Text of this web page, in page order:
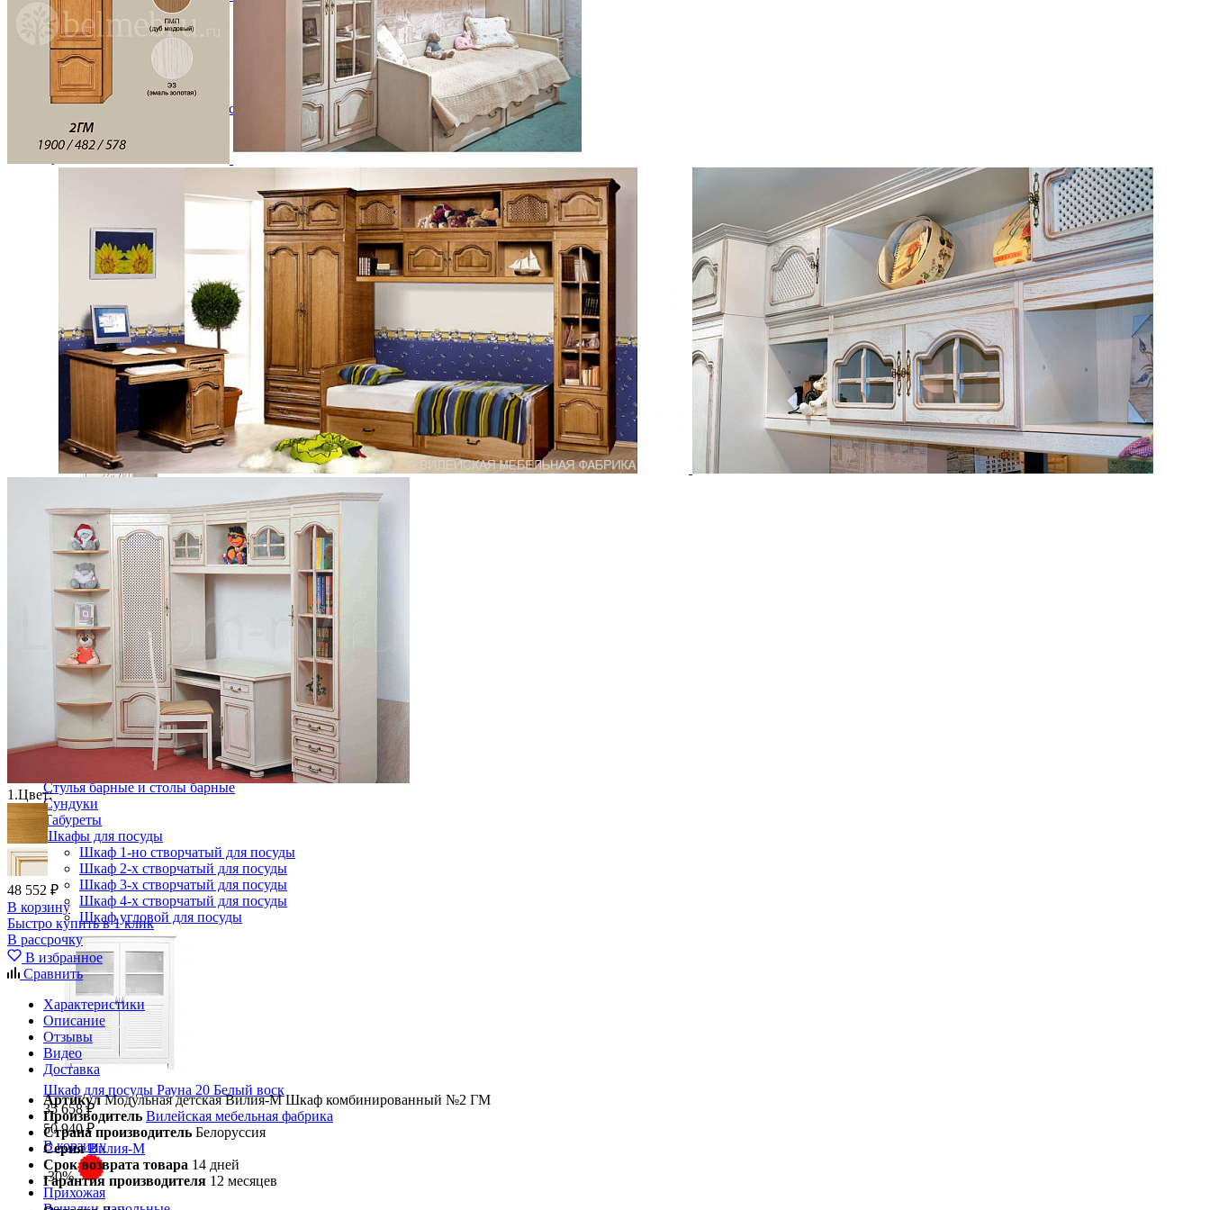
Зеркала
Комоды
Кровати двуспальные
Кровати металлические
Кровати односпальные
Кровати полутороспальные
Решетки и настилы под матрас
Спальные гарнитуры
Тахта
Антресоли на шкаф
Полки и ящики в шкаф для одежды
Шкаф 1-дверный для одежды и белья
Шкафы 2-х дверные для одежды и белья
Шкафы 3-х дверные для одежды и белья
Шкафы 4-х дверные для одежды и белья
Шкафы 5-ти дверные для одежды и белья
Шкафы 6-ти дверные для одежды и белья
Шкафы купе для одежды и белья
Шкафы угловые для одежды и белья
Ящики и короба
Тумба прикроватная Астория МН-218-02
31 592 ₽
В корзину
Столовая
Буфеты и бары
Комоды для кухни
Лавки и скамьи
Полки и ящики
Столы кофейные и чайные
Столы обеденные
Столы квадратные из массива
Столы круглые из массива
Столы овальные из массива
Столы прямоугольные из массива
Стулья барные и столы барные
Сундуки
Табуреты
Шкафы для посуды
Шкаф 1-но створчатый для посуды
Шкаф 2-х створчатый для посуды
Шкаф 3-х створчатый для посуды
Шкаф 4-х створчатый для посуды
Шкаф угловой для посуды
Шкаф для посуды Рауна 20 Белый воск
35 658 ₽
50 940 ₽
В корзину
-30%
Прихожая
1.Цвет:
48 552 ₽
В корзину
Быстро купить в 1 клик
В рассрочку
В избранное
Сравнить
Характеристики
Описание
Отзывы
Видео
Доставка
Артикул Модульная детская Вилия-М Шкаф комбинированный №2 ГМ
Производитель Вилейская мебельная фабрика
Страна производитель Белоруссия
Серия Вилия-М
Срок возврата товара 14 дней
Гарантия производителя 12 месяцев